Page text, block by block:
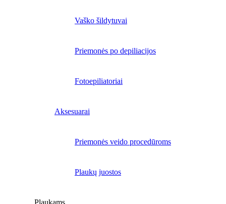
Vaško šildytuvai
Priemonės po depiliacijos
Fotoepiliatoriai
Aksesuarai
Priemonės veido procedūroms
Plaukų juostos
Plaukams